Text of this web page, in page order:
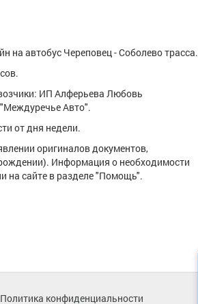
на автобус Череповец - Соболево трасса.
ИП Алферьева Любовь
Авто".
от дня недели.
оригиналов документов,
Информация о необходимости
на сайте в разделе "Помощь".
Политика конфиденциальности